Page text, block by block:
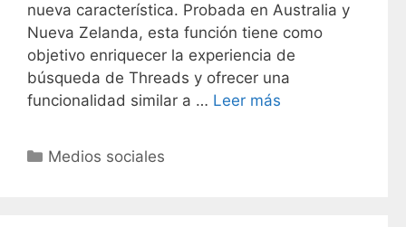
nueva característica. Probada en Australia y
Nueva Zelanda, esta función tiene como
objetivo enriquecer la experiencia de
búsqueda de Threads y ofrecer una
funcionalidad similar a … Leer más
C
Medios sociales